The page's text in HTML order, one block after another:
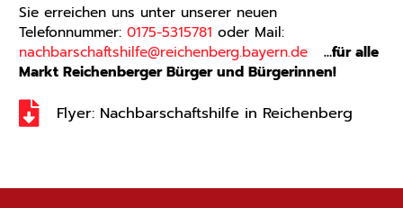
Sie erreichen uns unter unserer neuen
Telefonnummer: 0175-5315781 oder Mail:
nachbarschaftshilfe@reichenberg.bayern.de
…für alle
Markt Reichenberger Bürger und Bürgerinnen!
Flyer: Nachbarschaftshilfe in Reichenberg